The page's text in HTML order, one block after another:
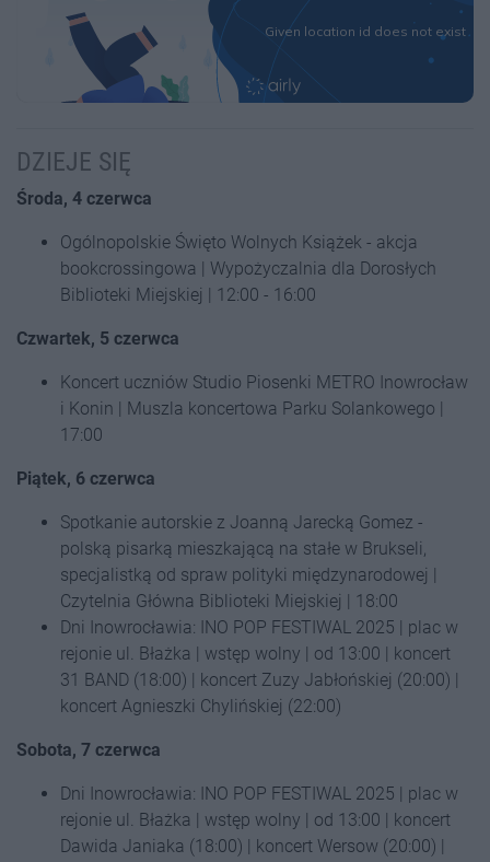
DZIEJE SIĘ
Środa, 4 czerwca
Ogólnopolskie Święto Wolnych Książek - akcja
bookcrossingowa | Wypożyczalnia dla Dorosłych
Biblioteki Miejskiej | 12:00 - 16:00
Czwartek, 5 czerwca
Koncert uczniów Studio Piosenki METRO Inowrocław
i Konin | Muszla koncertowa Parku Solankowego |
17:00
Piątek, 6 czerwca
Spotkanie autorskie z Joanną Jarecką Gomez -
polską pisarką mieszkającą na stałe w Brukseli,
specjalistką od spraw polityki międzynarodowej |
Czytelnia Główna Biblioteki Miejskiej | 18:00
Dni Inowrocławia: INO POP FESTIWAL 2025 | plac w
rejonie ul. Błażka | wstęp wolny | od 13:00 | koncert
31 BAND (18:00) | koncert Zuzy Jabłońskiej (20:00) |
koncert Agnieszki Chylińskiej (22:00)
Sobota, 7 czerwca
Dni Inowrocławia: INO POP FESTIWAL 2025 | plac w
rejonie ul. Błażka | wstęp wolny | od 13:00 | koncert
Dawida Janiaka (18:00) | koncert Wersow (20:00) |